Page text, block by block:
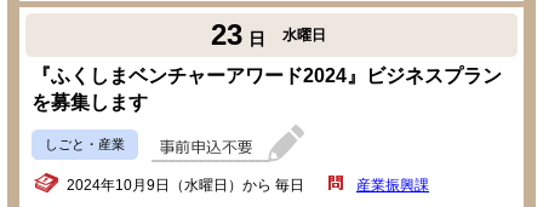
23 日 水曜日
『ふくしまベンチャーアワード2024』ビジネスプラン
を募集します
しごと・産業
2024年10月9日（水曜日）から 毎日 産業振興課